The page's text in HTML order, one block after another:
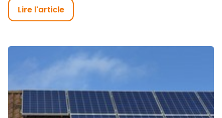
Lire l'article